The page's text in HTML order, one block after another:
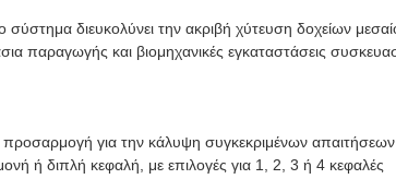
διευκολύνει την ακριβή χύτευση δοχείων
παραγωγής και βιομηχανικές εγκαταστάσεις
για την κάλυψη συγκεκριμένων απαιτήσεων
ή διπλή κεφαλή, με επιλογές για 1, 2, 3 ή 4 κεφαλές